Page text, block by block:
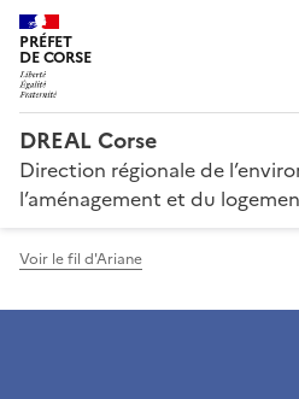
PRÉFET
DE CORSE
DREAL Corse
Direction régionale de
l’aménagement et du
Voir le fil d'Ariane